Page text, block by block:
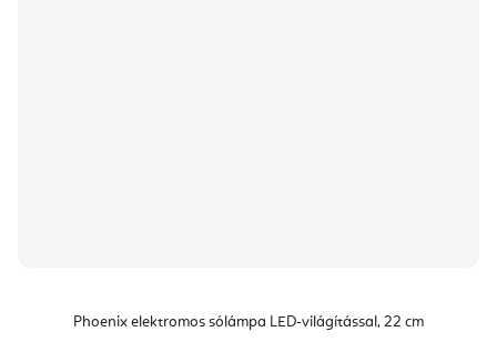
Phoenix elektromos sólámpa LED-világítással, 22 cm